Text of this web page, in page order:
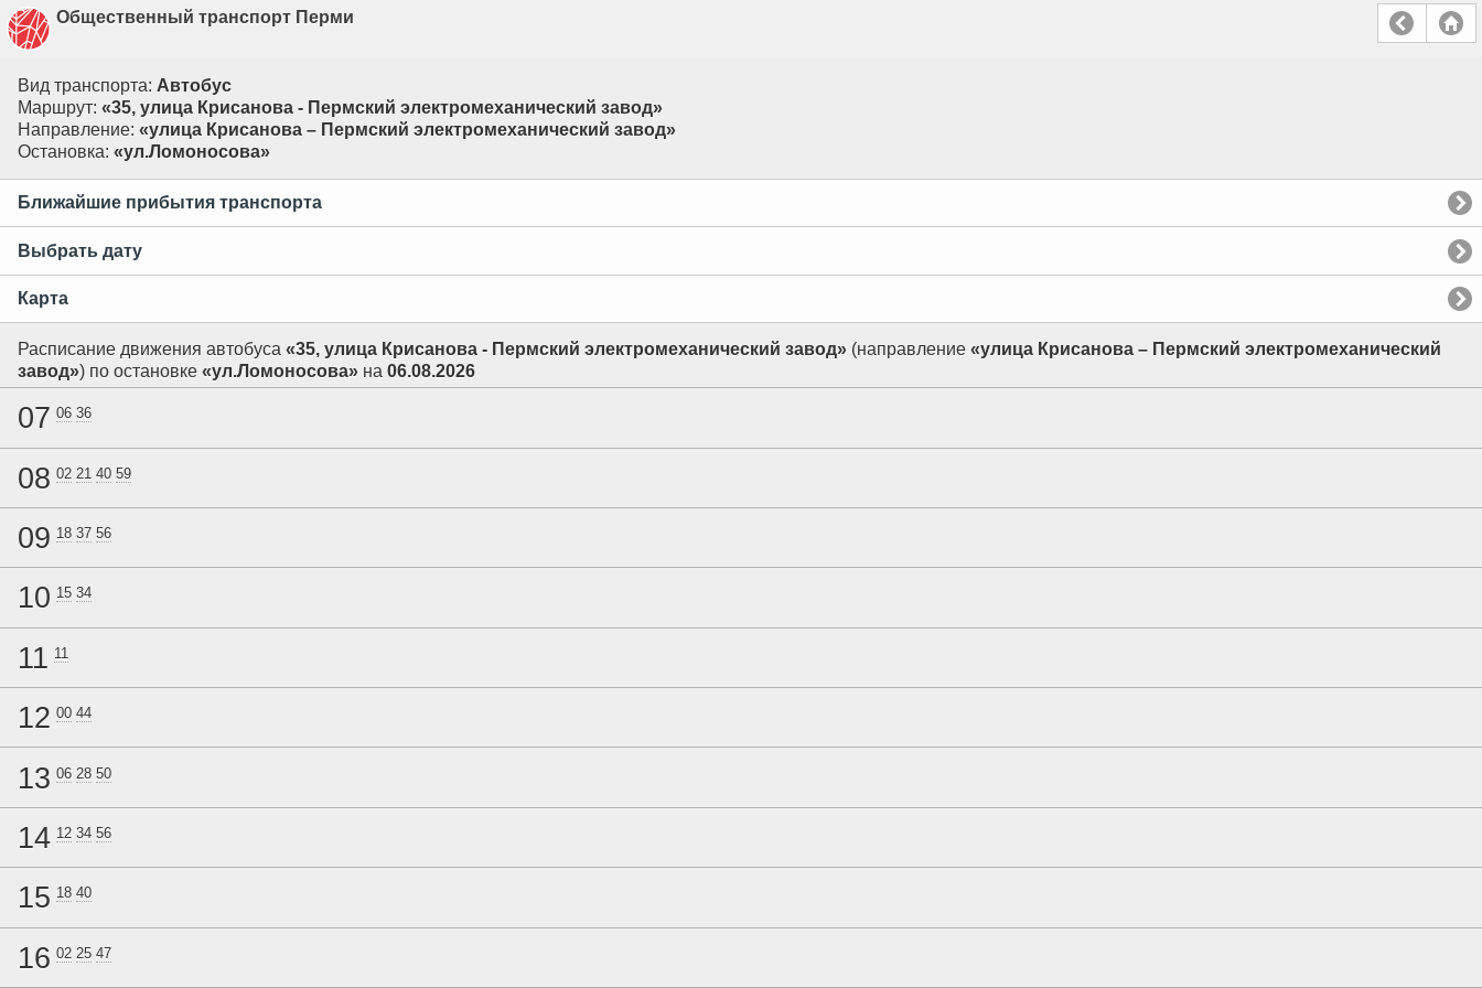
Общественный транспорт Перми
Вид транспорта: Автобус
Маршрут: «35, улица Крисанова - Пермский электромеханический завод»
Направление: «улица Крисанова – Пермский электромеханический завод»
Остановка: «ул.Ломоносова»
Ближайшие прибытия транспорта
Выбрать дату
Карта
Расписание движения автобуса «35, улица Крисанова - Пермский электромеханический завод» (направление «улица Крисанова – Пермский электромеханический
завод») по остановке «ул.Ломоносова» на 06.08.2026
07 06 36
08 02 21 40 59
09 18 37 56
10 15 34
11 11
12 00 44
13 06 28 50
14 12 34 56
15 18 40
16 02 25 47